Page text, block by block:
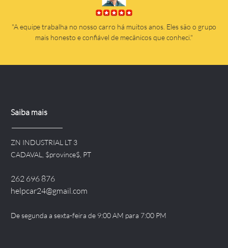
"A equipe trabalha no nosso carro há muitos anos. Eles são o grupo
mais honesto e confiável de mecânicos que conheci."
Saiba mais
ZN INDUSTRIAL LT 3
CADAVAL, $province$, PT
262 696 876
helpcar24@gmail.com
De segunda a sexta-feira de 9:00 AM para 7:00 PM